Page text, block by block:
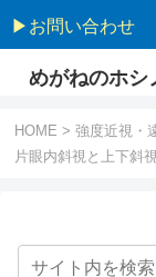
▶お問い合わせ
めがねのホシ
HOME > 強度近視・
片眼内斜視と上下斜